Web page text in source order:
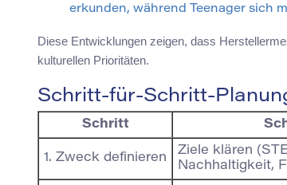
erkunden, während Teenager sich
Diese Entwicklungen zeigen, dass
kulturellen Prioritäten.
Schritt-für-Schritt-
Schritt
1. Zweck definieren
Ziele klären
Nachhaltigkeit,